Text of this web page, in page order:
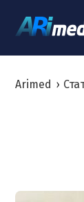
Arimed ›